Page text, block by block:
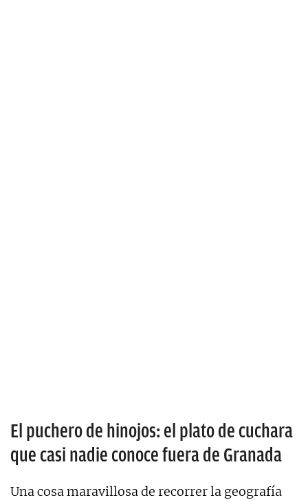
El puchero de hinojos: el plato de cuchara
que casi nadie conoce fuera de Granada
Una cosa maravillosa de recorrer la geografía